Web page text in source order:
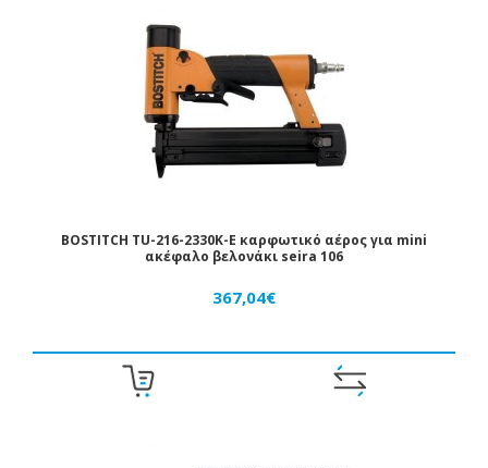
BOSTITCH TU-216-2330K-E καρφωτικό αέρος για mini
ακέφαλο βελονάκι seira 106
367,04€